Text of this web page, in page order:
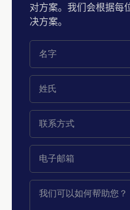
对方案。我们会根据每
决方案。